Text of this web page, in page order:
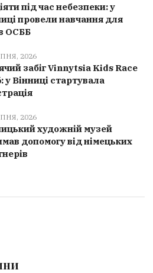
під час небезпеки: у
провели навчання для
ОСББ
2026
забіг Vinnytsia Kids Race
у Вінниці стартувала
2026
художній музей
допомогу від німецьких